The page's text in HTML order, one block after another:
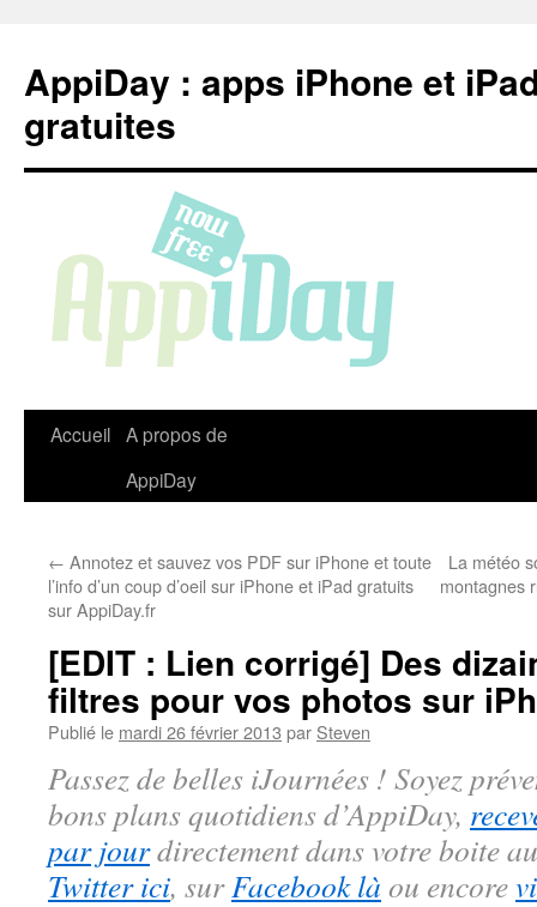
contenu
AppiDay : apps iPhone et
gratuites
Accueil A propos de
AppiDay
← Annotez et sauvez vos PDF sur iPhone et toute
l’info d’un coup d’oeil sur iPhone et iPad gratuits
sur AppiDay.fr
La météo
montagnes
[EDIT : Lien corrigé] Des
filtres pour vos photos sur
Publié le mardi 26 février 2013 par Steven
Passez de belles iJournées ! Soyez
bons plans quotidiens d’AppiDay,
par jourdirectement dans votre boite
Twitter ici, surFacebook là ou encore